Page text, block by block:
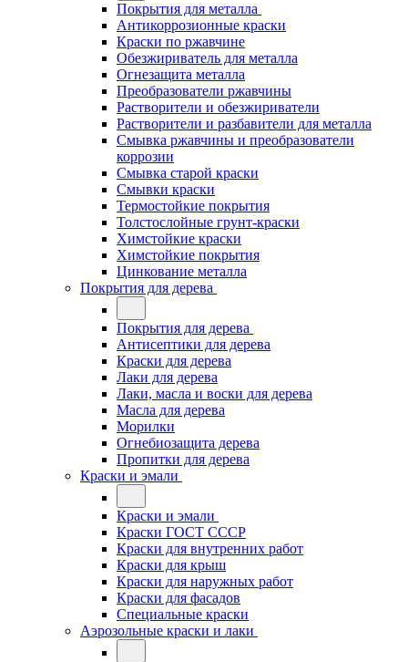
Покрытия для металла
Антикоррозионные краски
Краски по ржавчине
Обезжириватель для металла
Огнезащита металла
Преобразователи ржавчины
Растворители и обезжириватели
Растворители и разбавители для металла
Смывка ржавчины и преобразователи
коррозии
Смывка старой краски
Смывки краски
Термостойкие покрытия
Толстослойные грунт-краски
Химстойкие краски
Химстойкие покрытия
Цинкование металла
Покрытия для дерева
Покрытия для дерева
Антисептики для дерева
Краски для дерева
Лаки для дерева
Лаки, масла и воски для дерева
Масла для дерева
Морилки
Огнебиозащита дерева
Пропитки для дерева
Краски и эмали
Краски и эмали
Краски ГОСТ СССР
Краски для внутренних работ
Краски для крыш
Краски для наружных работ
Краски для фасадов
Специальные краски
Аэрозольные краски и лаки